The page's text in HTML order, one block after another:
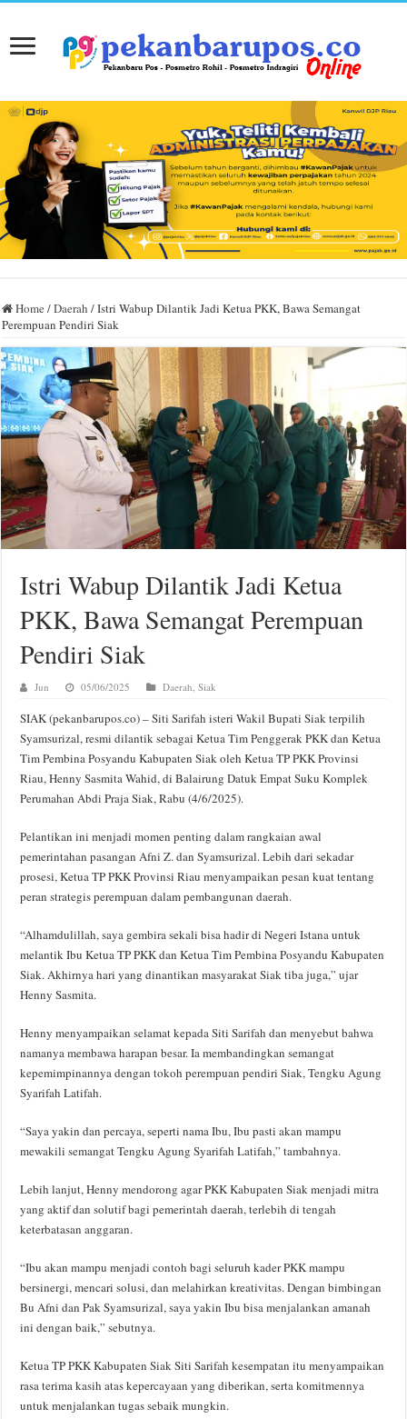
Home /Daerah /Istri Wabup Dilantik Jadi Ketua PKK, Bawa Semangat
Perempuan Pendiri Siak
Istri Wabup Dilantik Jadi Ketua
PKK, Bawa Semangat Perempuan
Pendiri Siak
Jun 05/06/2025 Daerah,Siak
SIAK (pekanbarupos.co) – Siti Sarifah isteri Wakil Bupati Siak terpilih
Syamsurizal, resmi dilantik sebagai Ketua Tim Penggerak PKK dan Ketua
Tim Pembina Posyandu Kabupaten Siak oleh Ketua TP PKK Provinsi
Riau, Henny Sasmita Wahid, di Balairung Datuk Empat Suku Komplek
Perumahan Abdi Praja Siak, Rabu (4/6/2025).
Pelantikan ini menjadi momen penting dalam rangkaian awal
pemerintahan pasangan Afni Z. dan Syamsurizal. Lebih dari sekadar
prosesi, Ketua TP PKK Provinsi Riau menyampaikan pesan kuat tentang
peran strategis perempuan dalam pembangunan daerah.
“Alhamdulillah, saya gembira sekali bisa hadir di Negeri Istana untuk
melantik Ibu Ketua TP PKK dan Ketua Tim Pembina Posyandu Kabupaten
Siak. Akhirnya hari yang dinantikan masyarakat Siak tiba juga,” ujar
Henny Sasmita.
Henny menyampaikan selamat kepada Siti Sarifah dan menyebut bahwa
namanya membawa harapan besar. Ia membandingkan semangat
kepemimpinannya dengan tokoh perempuan pendiri Siak, Tengku Agung
Syarifah Latifah.
“Saya yakin dan percaya, seperti nama Ibu, Ibu pasti akan mampu
mewakili semangat Tengku Agung Syarifah Latifah,” tambahnya.
Lebih lanjut, Henny mendorong agar PKK Kabupaten Siak menjadi mitra
yang aktif dan solutif bagi pemerintah daerah, terlebih di tengah
keterbatasan anggaran.
“Ibu akan mampu menjadi contoh bagi seluruh kader PKK mampu
bersinergi, mencari solusi, dan melahirkan kreativitas. Dengan bimbingan
Bu Afni dan Pak Syamsurizal, saya yakin Ibu bisa menjalankan amanah
ini dengan baik,” sebutnya.
Ketua TP PKK Kabupaten Siak Siti Sarifah kesempatan itu menyampaikan
rasa terima kasih atas kepercayaan yang diberikan, serta komitmennya
untuk menjalankan tugas sebaik mungkin.